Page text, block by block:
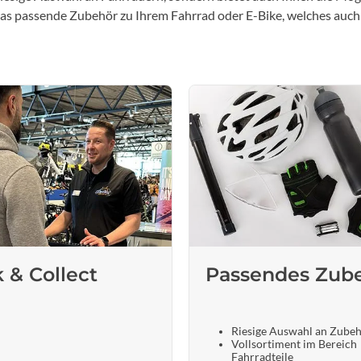
passende Zubehör zu Ihrem Fahrrad oder E-Bike, welches
& Collect Passendes
Riesige Auswahl an
Vollsortiment im Bereich
Fahrradteile